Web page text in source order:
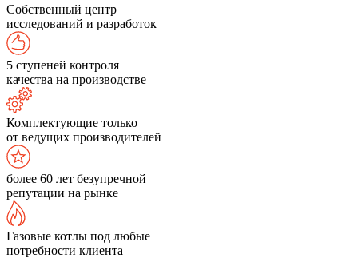
Собственный центр
исследований и разработок
5 ступеней контроля
качества на производстве
Комплектующие только
от ведущих производителей
более 60 лет безупречной
репутации на рынке
Газовые котлы под любые
потребности клиента